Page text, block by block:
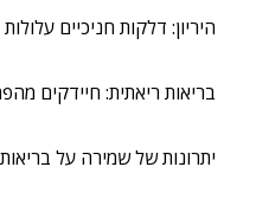
היריון: דלקות חניכיים
בריאות ריאתית: חיידקים
יתרונות של שמירה על